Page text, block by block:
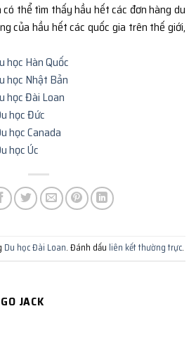
có thể tìm thấy hầu hết các đơn hàng du
của hầu hết các quốc gia trên thế giới,
học Hàn Quốc
học Nhật Bản
học Đài Loan
học Đức
học Canada
học Úc
Du học Đài Loan. Đánh dấu liên kết thường trực.
JACK